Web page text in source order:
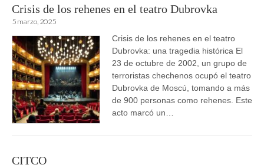
Crisis de los rehenes en el teatro Dubrovka
5 marzo, 2025
Crisis de los rehenes en el teatro
Dubrovka: una tragedia histórica El
23 de octubre de 2002, un grupo de
terroristas chechenos ocupó el teatro
Dubrovka de Moscú, tomando a más
de 900 personas como rehenes. Este
acto marcó un…
CITCO